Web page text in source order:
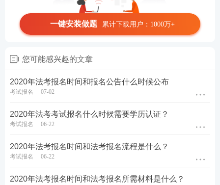
一键安装做题 累计下载用户：1000万+
您可能感兴趣的文章
2020年法考报名时间和报名公告什么时候公布
考试报名 07-02
2020年法考考试报名什么时候需要学历认证？
考试报名 06-22
2020年法考报名时间和法考报名流程是什么？
考试报名 06-22
2020年法考报名时间和法考报名所需材料是什么？